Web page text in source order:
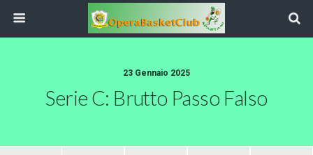
23 Gennaio 2025
Serie C: Brutto Passo Falso